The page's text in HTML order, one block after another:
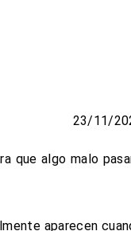
23/11/
que algo malo
aparecen